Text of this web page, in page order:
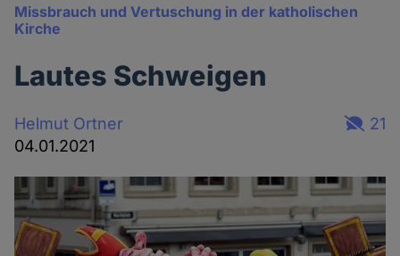
Missbrauch und Vertuschung in der katholischen
Kirche
Lautes Schweigen
Helmut Ortner
04.01.2021
21